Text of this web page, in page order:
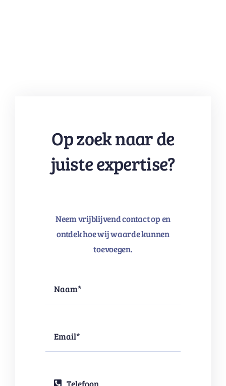
Op zoek naar de
juiste expertise?
Neem vrijblijvend contact op en
ontdek hoe wij waarde kunnen
toevoegen.